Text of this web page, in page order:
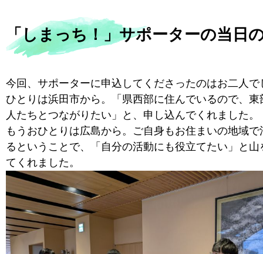
「しまっち！」サポーターの当日
今回、サポーターに申込してくださったのはお二人で
ひとりは浜田市から。「県西部に住んでいるので、東
人たちとつながりたい」と、申し込んでくれました。
もうおひとりは広島から。ご自身もお住まいの地域で
るということで、「自分の活動にも役立てたい」と山
てくれました。